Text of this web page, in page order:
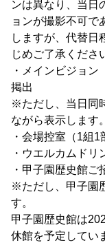
ンは異なり、当日
ョンが撮影不可で
しますが、代替日
じめご了承くださ
・メインビジョ
掲出
※ただし、当日同
ながら表示します。
・会場控室（1組
・ウエルカムドリ
・甲子園歴史館ご
※ただし、甲子園
す。
甲子園歴史館は
休館を予定してい